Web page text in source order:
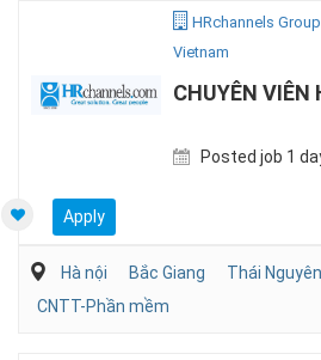
HRchannels
Vietnam
CHUYÊN VIÊN
Posted job 1
Apply
Hà nội Bắc Giang
Thái Nguyên
CNTT-Phần mềm